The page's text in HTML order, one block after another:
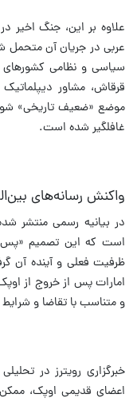
علاوه بر این، جنگ اخیر
عربی در جریان آن متحمل
سیاسی و نظامی
قرقاش، مشاور
موضع «ضعیف تاریخی»
غافلگیر شده است.
واکنش رسانه‌های
است که این تصمیم «پس
ظرفیت فعلی و آینده آن
امارات پس از خروج از
و متناسب با تقاضا و
خبرگزاری رویترز در
اعضای قدیمی اوپک،